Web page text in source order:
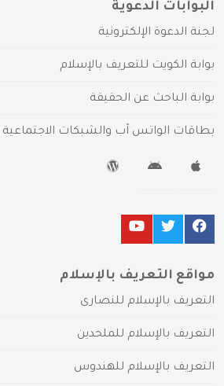
البوابات الدعوية
لجنة الدعوة الإلكترونية
بوابة الكويت للتعريف بالإسلام
بوابة الباحث عن الحقيقة
بطاقات الواتس آب والشبكات الاجتماعية
مواقع التعريف بالإسلام
التعريف بالإسلام للنصارى
التعريف بالإسلام للملحدين
التعريف بالإسلام للهندوس